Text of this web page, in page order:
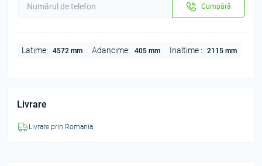
Cumpără
Latime: 4572 mm Adancime: 405 mm Inaltime : 2115 mm
Livrare
Livrare prin Romania